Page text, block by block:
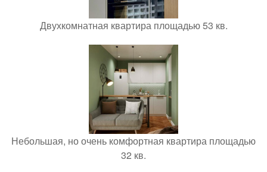
Двухкомнатная квартира площадью 53 кв.
Небольшая, но очень комфортная квартира площадью
32 кв.